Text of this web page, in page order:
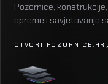
Pozornice,
opreme i savjetovanje
OTVORI POZORNICE.HR